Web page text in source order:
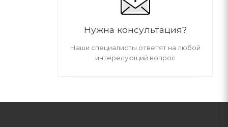
Нужна консультация?
Наши специалисты ответят на любой
интересующий вопрос